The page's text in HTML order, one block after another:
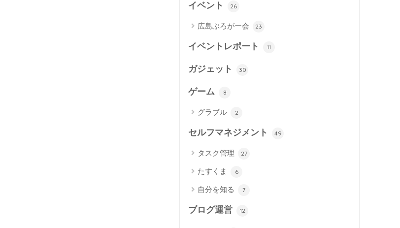
イベント 26
広島ぶろがー会 23
イベントレポート 11
ガジェット 30
ゲーム 8
グラブル 2
セルフマネジメント 49
タスク管理 27
たすくま 6
自分を知る 7
ブログ運営 12